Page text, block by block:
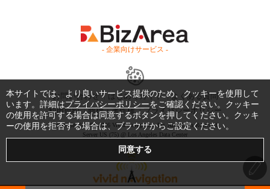
- 企業向けサービス -
お問い合わせ はじめてガイド
よくある質問
利用規約
商標・著作権 プライバシーポリシー
Copyright © 1999-2026 Vivid Navigation, Inc. All Rights Reserved.
Server US (75) @ Los Angeles Data Center
本サイトでは、より良いサービス提供のため、クッキーを使用して
います。詳細はプライバシーポリシーをご確認ください。クッキー
の使用を許可する場合は同意するボタンを押してください。クッキ
ーの使用を拒否する場合は、ブラウザからご設定ください。